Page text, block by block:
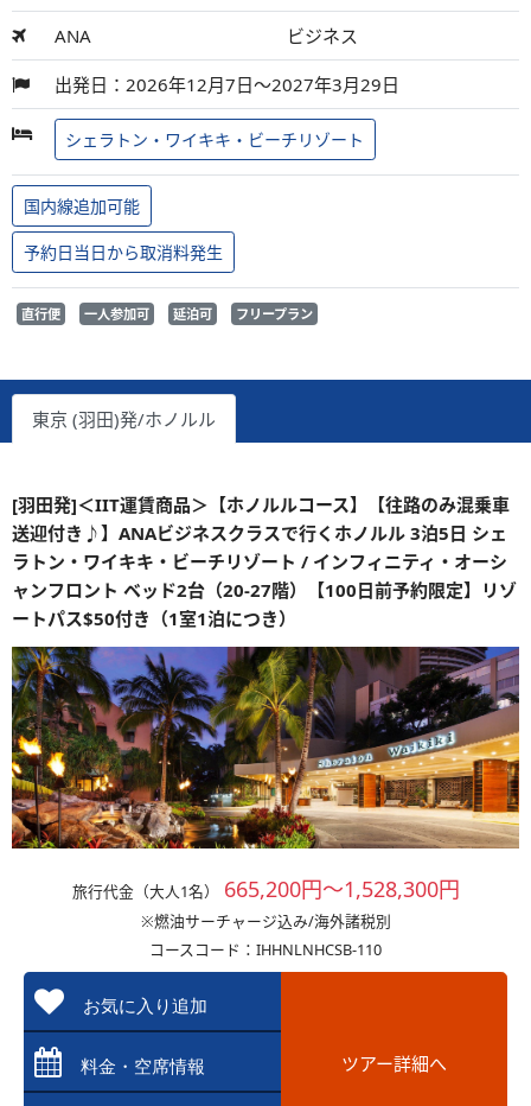
ANA ビジネス
出発日：2026年12月7日～2027年3月29日
シェラトン・ワイキキ・ビーチリゾート
国内線追加可能
予約日当日から取消料発生
直行便 一人参加可 延泊可 フリープラン
東京 (羽田)発/ホノルル
[羽田発]＜IIT運賃商品＞【ホノルルコース】【往路のみ混乗車
送迎付き♪】ANAビジネスクラスで行くホノルル 3泊5日 シェ
ラトン・ワイキキ・ビーチリゾート / インフィニティ・オーシ
ャンフロント ベッド2台（20-27階）【100日前予約限定】リゾ
ートパス$50付き（1室1泊につき）
旅行代金（大人1名） 665,200円～1,528,300円
※燃油サーチャージ込み/海外諸税別
コースコード：IHHNLNHCSB-110
お気に入り追加
料金・空席情報 ツアー詳細へ